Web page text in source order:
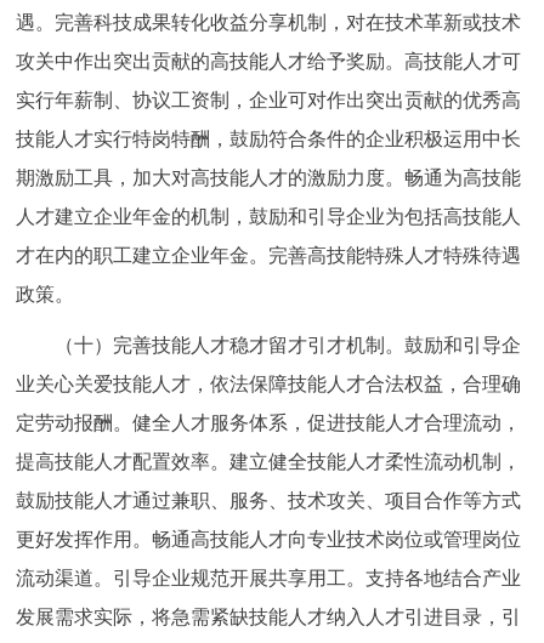
遇。完善科技成果转化收益分享机制，对在技术革新或技术
攻关中作出突出贡献的高技能人才给予奖励。高技能人才可
实行年薪制、协议工资制，企业可对作出突出贡献的优秀高
技能人才实行特岗特酬，鼓励符合条件的企业积极运用中长
期激励工具，加大对高技能人才的激励力度。畅通为高技能
人才建立企业年金的机制，鼓励和引导企业为包括高技能人
才在内的职工建立企业年金。完善高技能特殊人才特殊待遇
政策。
（十）完善技能人才稳才留才引才机制。鼓励和引导企
业关心关爱技能人才，依法保障技能人才合法权益，合理确
定劳动报酬。健全人才服务体系，促进技能人才合理流动，
提高技能人才配置效率。建立健全技能人才柔性流动机制，
鼓励技能人才通过兼职、服务、技术攻关、项目合作等方式
更好发挥作用。畅通高技能人才向专业技术岗位或管理岗位
流动渠道。引导企业规范开展共享用工。支持各地结合产业
发展需求实际，将急需紧缺技能人才纳入人才引进目录，引